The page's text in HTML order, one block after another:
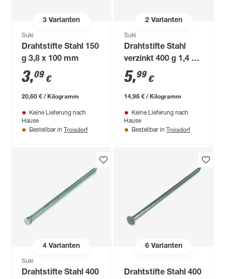
3Varianten
Suki
Drahtstifte Stahl 150
g 3,8 x 100 mm
3,09 €
20,60 € / Kilogramm
Keine Lieferung nach
Hause
Bestellbar in Troisdorf
2Varianten
Suki
Drahtstifte Stahl
verzinkt 400 g 1,4 x
25 mm
5,99 €
14,98 € / Kilogramm
Keine Lieferung nach
Hause
Bestellbar in Troisdorf
4Varianten
Suki
Drahtstifte Stahl 400
6Varianten
Drahtstifte Stahl 400